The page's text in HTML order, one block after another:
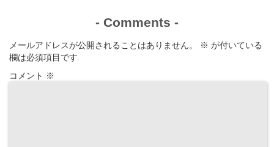
- Comments -
メールアドレスが公開されることはありません。 ※ が付いている
欄は必須項目です
コメント ※